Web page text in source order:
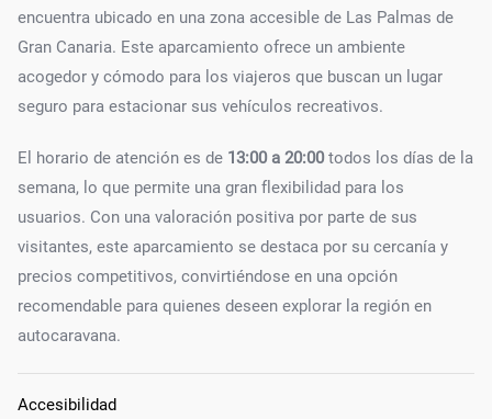
encuentra ubicado en una zona accesible de Las Palmas de
Gran Canaria. Este aparcamiento ofrece un ambiente
acogedor y cómodo para los viajeros que buscan un lugar
seguro para estacionar sus vehículos recreativos.
El horario de atención es de 13:00 a 20:00todos los días de la
semana, lo que permite una gran flexibilidad para los
usuarios. Con una valoración positiva por parte de sus
visitantes, este aparcamiento se destaca por su cercanía y
precios competitivos, convirtiéndose en una opción
recomendable para quienes deseen explorar la región en
autocaravana.
Accesibilidad